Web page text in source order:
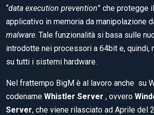
“data execution prevention” che protegge
applicativo in memoria da manipolazione
malware. Tale funzionalità si basa sulle
introdotte nei processori a 64bit e, quindi,
su tutti i sistemi hardware.
Nel frattempo BigM è al lavoro anche su
codename Whistler Server , ovvero
Server, che viene rilasciato ad Aprile del